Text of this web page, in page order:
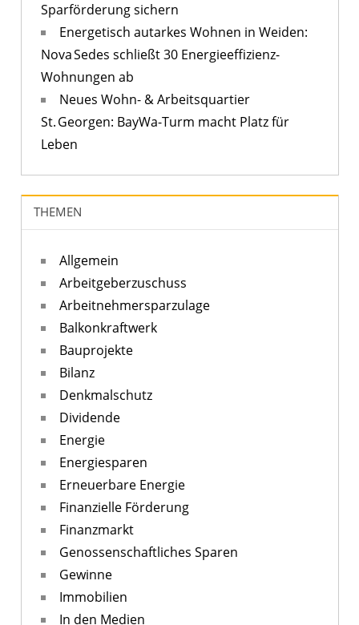
Sparförderung sichern
Energetisch autarkes Wohnen in Weiden:
Nova Sedes schließt 30 Energieeffizienz-
Wohnungen ab
Neues Wohn- & Arbeitsquartier
St. Georgen: BayWa-Turm macht Platz für
Leben
THEMEN
Allgemein
Arbeitgeberzuschuss
Arbeitnehmersparzulage
Balkonkraftwerk
Bauprojekte
Bilanz
Denkmalschutz
Dividende
Energie
Energiesparen
Erneuerbare Energie
Finanzielle Förderung
Finanzmarkt
Genossenschaftliches Sparen
Gewinne
Immobilien
In den Medien